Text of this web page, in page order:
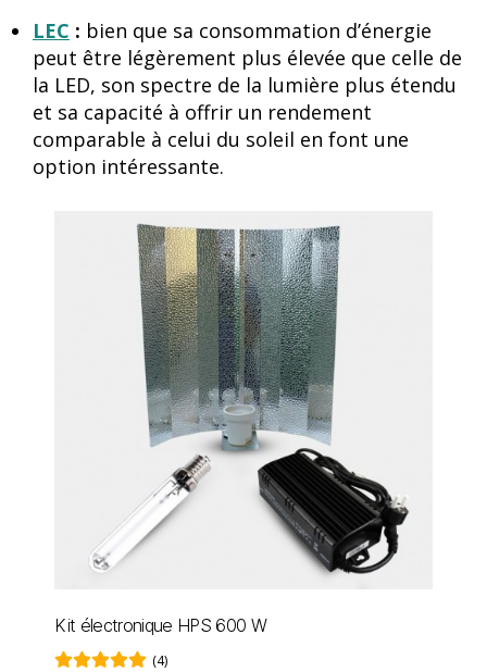
LEC : bien que sa consommation d’énergie
peut être légèrement plus élevée que celle de
la LED, son spectre de la lumière plus étendu
et sa capacité à offrir un rendement
comparable à celui du soleil en font une
option intéressante.
Kit électronique HPS 600 W
(4)